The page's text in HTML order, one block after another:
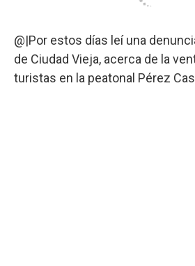
@|Por estos días leí una
de Ciudad Vieja, acerca de la
turistas en la peatonal Pérez